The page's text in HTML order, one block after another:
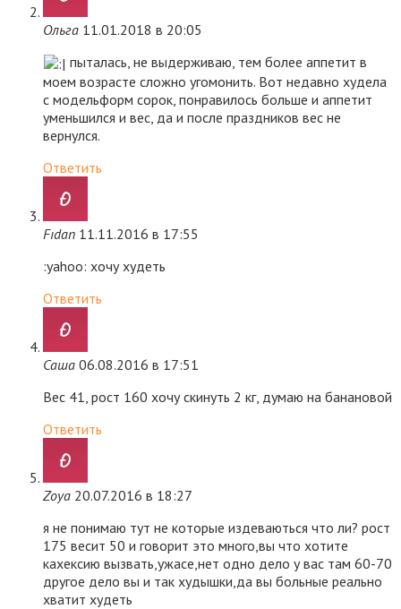
Ольга 11.01.2018 в 20:05
пыталась, не выдерживаю, тем более аппетит в
моем возрасте сложно угомонить. Вот недавно худела
с модельформ сорок, понравилось больше и аппетит
уменьшился и вес, да и после праздников вес не
вернулся.
Ответить
Fıdan 11.11.2016 в 17:55
:yahoo: хочу худеть
Ответить
Саша 06.08.2016 в 17:51
Вес 41, рост 160 хочу скинуть 2 кг, думаю на банановой
Ответить
Zoya 20.07.2016 в 18:27
я не понимаю тут не которые издеваються что ли? рост
175 весит 50 и говорит это много,вы что хотите
кахексию вызвать,ужасе,нет одно дело у вас там 60-70
другое дело вы и так худышки,да вы больные реально
хватит худеть